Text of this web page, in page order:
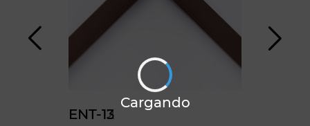
ENT-12
ENT-13
Cargando